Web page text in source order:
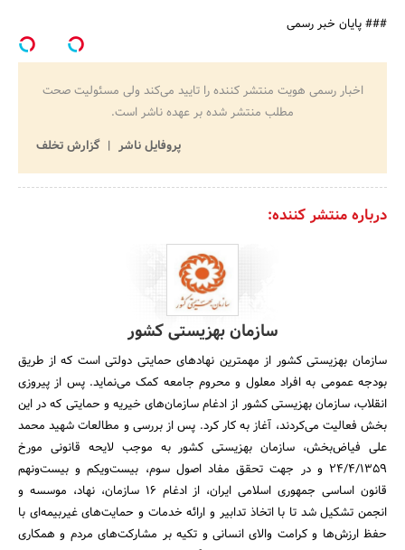
### پایان خبر رسمی
اخبار رسمی هویت منتشر کننده را تایید می‌کند ولی مسئولیت صحت
مطلب منتشر شده بر عهده ناشر است.
پروفایل ناشر
گزارش تخلف
درباره منتشر کننده:
سازمان بهزیستی کشور
سازمان بهزیستی کشور از مهمترین نهادهای حمایتی دولتی است که از طریق
بودجه عمومی به افراد معلول و محروم جامعه کمک می‌نماید. پس از پیروزی
انقلاب، سازمان بهزیستی کشور از ادغام سازمان‌های خیریه و حمایتی که در این
بخش فعالیت می‌کردند، آغاز به کار کرد. پس از بررسی و مطالعات شهید محمد
علی فیاض‌بخش، سازمان بهزیستی کشور به موجب لایحه قانونی مورخ
24/4/1359 و در جهت تحقق مفاد اصول سوم، بیست‌ویکم و بیست‌ونهم
قانون اساسی جمهوری اسلامی ایران، از ادغام 16 سازمان، نهاد، موسسه و
انجمن تشکیل شد تا با اتخاذ تدابیر و ارائه خدمات و حمایت‌های غیربیمه‌ای با
حفظ ارزش‌ها و کرامت والای انسانی و تکیه بر مشارکت‌های مردم و همکاری